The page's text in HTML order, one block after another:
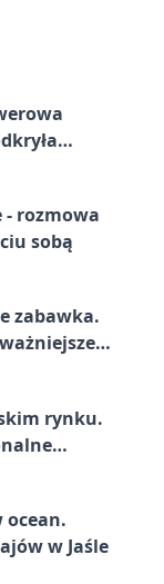
- rozmowa
sobą
zabawka.
rynku.
ocean.
w Jaśle